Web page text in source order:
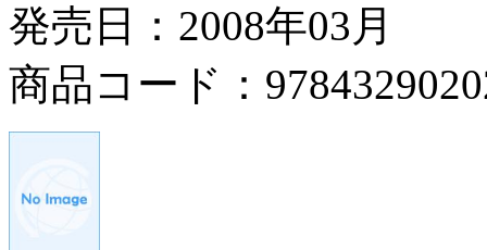
発売日：2008年03月
商品コード：